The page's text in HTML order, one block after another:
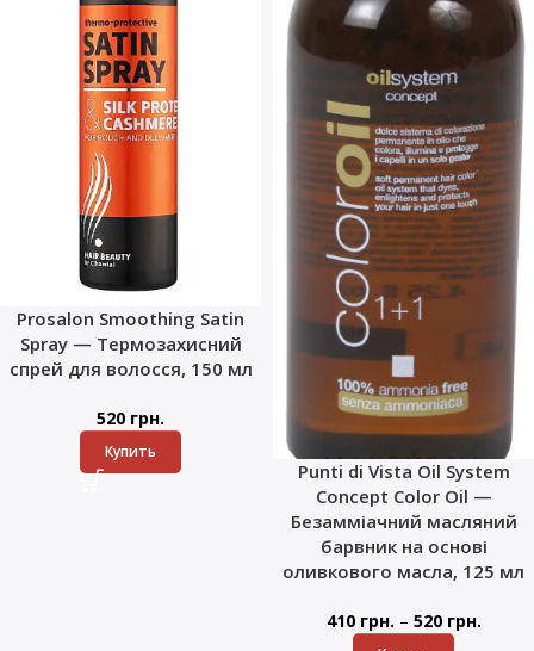
Prosalon Smoothing Satin
Spray — Термозахисний
спрей для волосся, 150 мл
520 грн.
Купить
Punti di Vista Oil System
Concept Color Oil —
Безамміачний масляний
барвник на основі
оливкового масла, 125 мл
410 грн. – 520 грн.